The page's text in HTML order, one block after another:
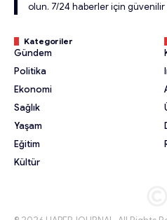
olun. 7/24 haberler için güvenilir
Kategoriler
Gündem
Politika
Ekonomi
Sağlık
Yaşam
Eğitim
Kültür